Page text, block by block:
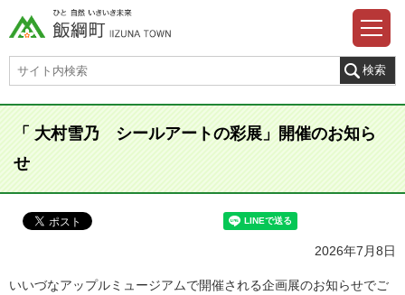
「 大村雪乃 シールアートの彩展」開催のお知ら
せ
2026年7月8日
いいづなアップルミュージアムで開催される企画展のお知らせでご